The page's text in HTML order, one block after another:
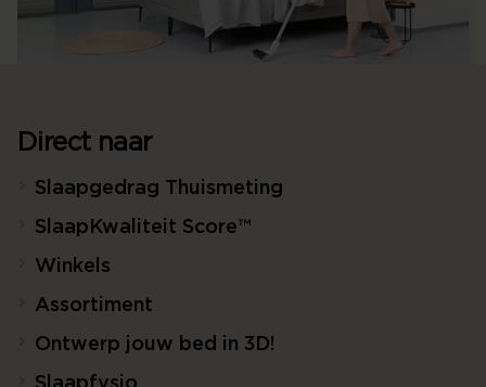
Direct naar
Slaapgedrag Thuismeting
SlaapKwaliteit Score™
Winkels
Assortiment
Ontwerp jouw bed in 3D!